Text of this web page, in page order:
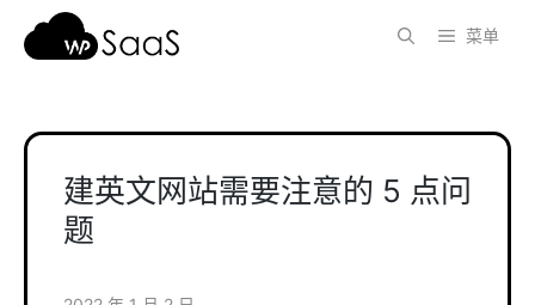
菜单
建英文网站需要注意的 5 点问
题